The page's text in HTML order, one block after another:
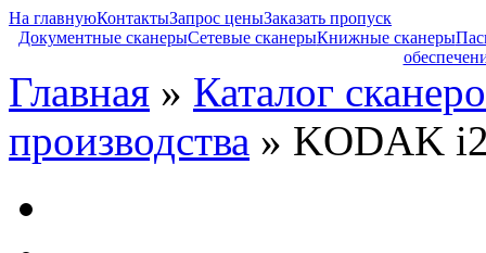
На главнуюКонтактыЗапрос ценыЗаказать пропуск
Документные сканерыСетевые сканерыКнижные сканеры
Главная » Каталог
производства » KODAK